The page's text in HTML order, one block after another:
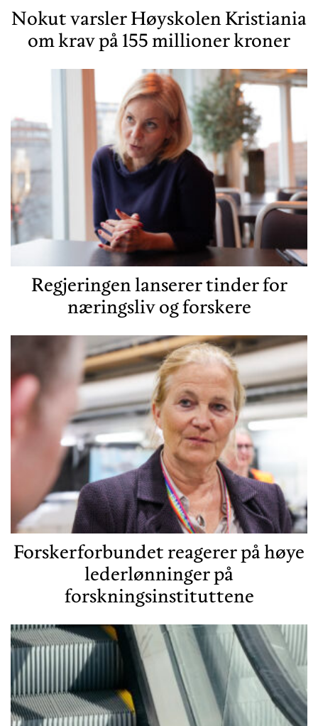
Nokut varsler Høyskolen Kristiania
om krav på 155 millioner kroner
Regjeringen lanserer tinder for
næringsliv og forskere
Forskerforbundet reagerer på høye
lederlønninger på
forskningsinstituttene